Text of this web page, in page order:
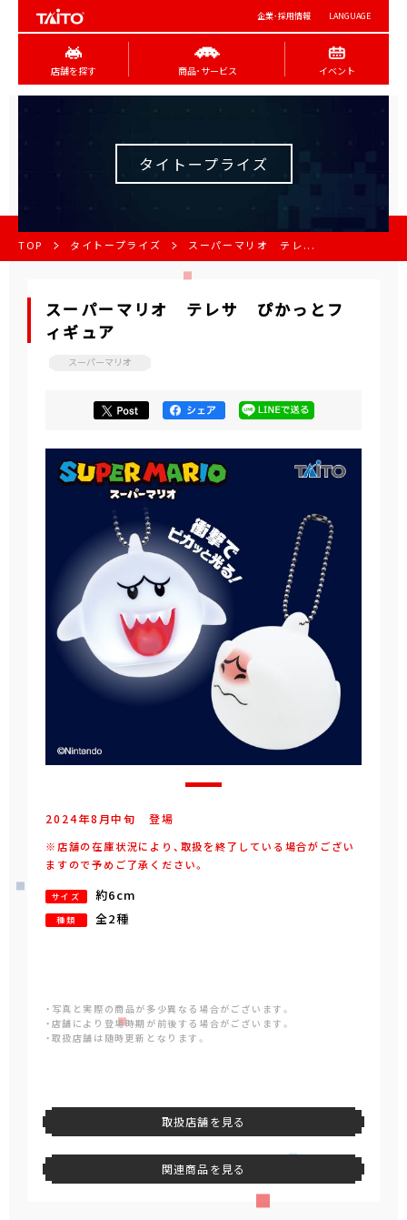
企業･採用情報 LANGUAGE
店舗を探す 商品･サービス イベント
タイトープライズ
TOP タイトープライズ スーパーマリオ テレ...
スーパーマリオ テレサ ぴかっとフ
ィギュア
スーパーマリオ
2024年8 月中旬 登場
※店舗の在庫状況により、取扱を終了している場合がござい
ますので予めご了承ください。
サイズ 約6cm
種類 全2種
・写真と実際の商品が多少異なる場合がございます。
・店舗により登場時期が前後する場合がございます。
・取扱店舗は随時更新となります。
取扱店舗を見る
関連商品を見る